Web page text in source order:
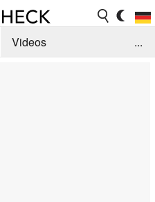
Videos
...